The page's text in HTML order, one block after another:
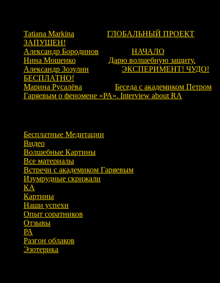
Tatiana Markina
ГЛОБАЛЬНЫЙ ПРОЕКТ
ЗАПУЩЕН!
Александр Бородинов
НАЧАЛО
Нина Мошенко
Дарю волшебную защиту.
Александр Зозулин
ЭКСПЕРИМЕНТ! ЧУДО!
БЕСПЛАТНО!
Марина Русалёва
Беседа с академиком Петром
Гаряевым о феномене «РА». Interview about RA
Бесплатные Медитации
Видео
Волшебные Картины
Все материалы
Встречи с академиком Гаряевым
Изумрудные скрижали
КА
Картины
Наши успехи
Опыт соратников
Отзывы
РА
Разгон облаков
Эзотерика